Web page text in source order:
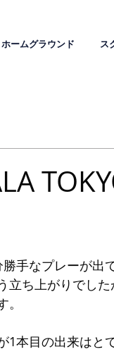
ホームグラウンド ス
手なプレーが出
立ち上がりでし
1本目の出来はと